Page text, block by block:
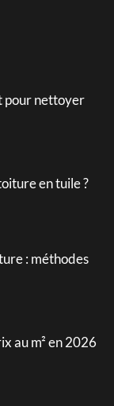
pour nettoyer
en tuile ?
: méthodes
au m² en 2026